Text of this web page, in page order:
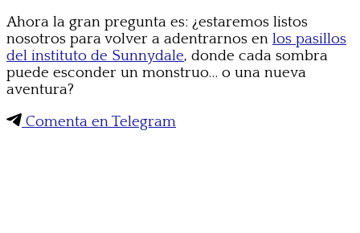
Ahora la gran pregunta es: ¿estaremos listos
nosotros para volver a adentrarnos en los pasillos
del instituto de Sunnydale, donde cada sombra
puede esconder un monstruo… o una nueva
aventura?
Comenta en Telegram